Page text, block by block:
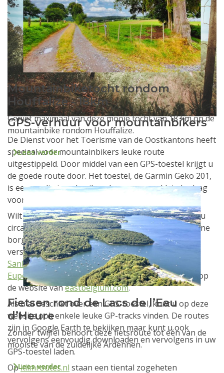
GPS-verhuur voor mountainbikers
De Dienst voor het Toerisme van de Oostkantons heeft
speciaal voor mountainbikers leuke route
uitgestippeld. Door middel van een GPS-toestel krijgt u
de goede route door. Het toestel, de Garmin Geko 201,
is eenvoudig in gebruik en kan voor een klein bedrag
voor een hele dag worden gehuurd.
Wilt u het GPS-toestel een week huren, dan betaalt u
circa 20 euro. Er wordt tevens gevraagd om een kleine
borgsom te voldoen. Deze toestellen zijn in
verschillende plaatsen verkrijgbaar, onder meer in
Sankt Vith, Burg-Reuland, Waimes, Butegenbach,
Eupen
en Malmedy. Kijk voor de precieze adressen op
de website vaneastbelgium.com.
Als u al beschikt over een GPS-toestel, kunt u op deze
website ook enkele leuke GP-tracks vinden. De routes
zijn in Google Earth te bekijken maar kunt u ook
vervolgens eenvoudig downloaden en vervolgens in uw
GPS-toestel laden.
Opklimroutes.nl staan een tiental zogeheten
Mountainbiketocht rondom
Houffalize - 18km
Geniet maximaal van deze mooie tocht van 18 km op de
mountainbike rondom Houffalize.
Lees verder
Fietsen rond de Lacs de l’Eau
d’Heure
Zonder twijfel behoort deze fietsroute tot één van de
mooiste van de zuidelijke Ardennen.
Lees verder